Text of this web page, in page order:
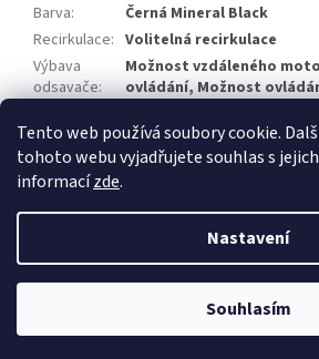
Tento web používá soubory cookie.
tohoto webu vyjadřujete souhlas s
informacízde.
Nastavení
Souhlasím
Barva:
Černá Mineral Black
Recirkulace: Volitelná recirkulace
Výbava
odsavače:
Možnost vzdáleného
ovládání, Možnost
skříňky: Do výřezu ve dnu skříňky
Vytvořil Shoptet
Applia Concept.